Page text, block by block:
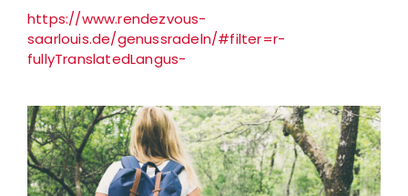
https://www.rendezvous-
saarlouis.de/genussradeln/#filter=r-
fullyTranslatedLangus-